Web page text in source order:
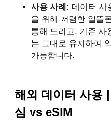
사용 사례: 데이터 사
을 위해 저렴한 알뜰
통해 드리고, 기존 사
는 그대로 유지하여
가능합니다.
해외 데이터 사용
심 vs eSIM